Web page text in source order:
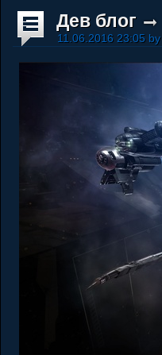
Дев блог
11.06.2016 23:05 by